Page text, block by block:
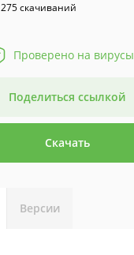
275 скачиваний
Проверено на вирусы
Поделиться ссылкой
Скачать
Версии